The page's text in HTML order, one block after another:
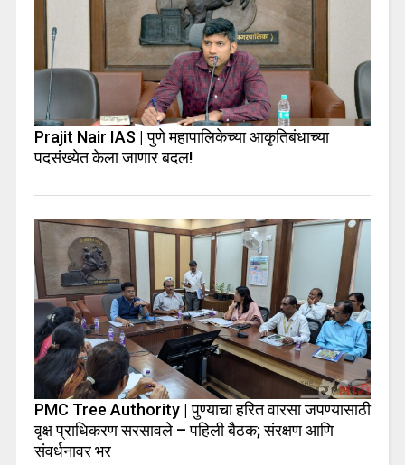
Prajit Nair IAS | पुणे महापालिकेच्या आकृतिबंधाच्या
पदसंख्येत केला जाणार बदल!
PMC Tree Authority | पुण्याचा हरित वारसा जपण्यासाठी
वृक्ष प्राधिकरण सरसावले – पहिली बैठक; संरक्षण आणि
संवर्धनावर भर